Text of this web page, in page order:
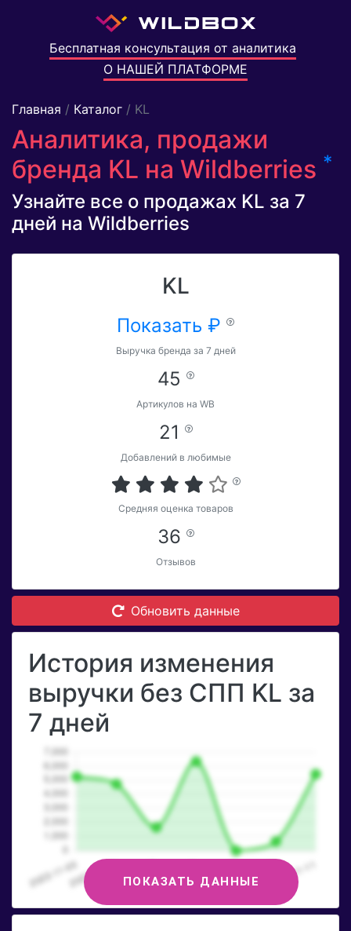
Бесплатная консультация от аналитика
О НАШЕЙ ПЛАТФОРМЕ
Главная / Каталог / KL
Аналитика, продажи
бренда KL на Wildberries *
Узнайте все о продажах KL за 7
дней на Wildberries
KL
Показать ₽
Выручка бренда за 7 дней
45
Артикулов на WB
21
Добавлений в любимые
Средняя оценка товаров
36
Отзывов
Обновить данные
История изменения
выручки без СПП KL за
7 дней
ПОКАЗАТЬ ДАННЫЕ